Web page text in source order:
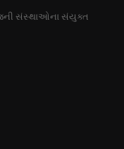
સંસ્થાઓના સંયુક્ત